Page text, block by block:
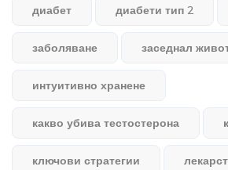
диабет диабети тип 2
заболяване заседнал
интуитивно хранене
какво убива тестостерона
ключови стратегии